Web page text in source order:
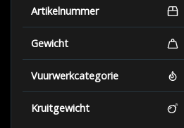
Artikelnummer
Gewicht
Vuurwerkcategorie
Kruitgewicht